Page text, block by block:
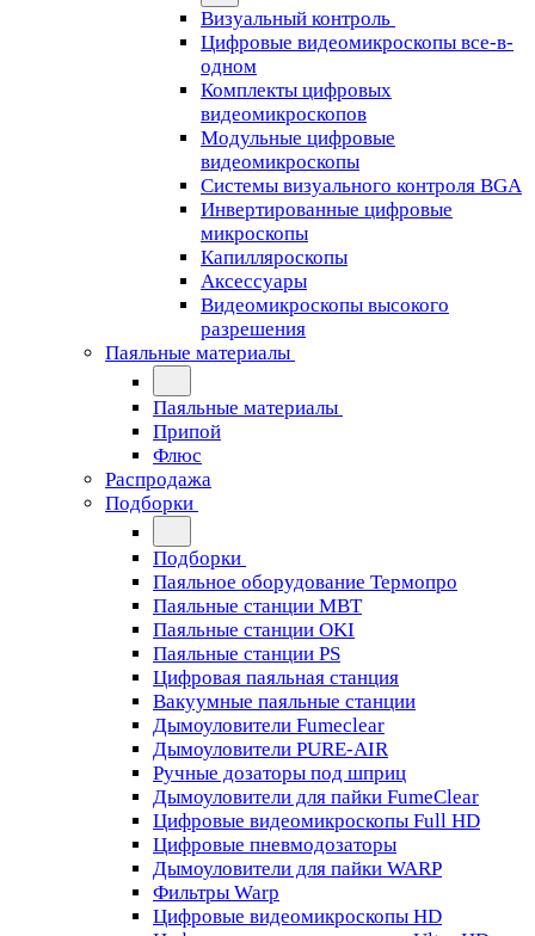
Визуальный контроль
Цифровые видеомикроскопы все-в-
одном
Комплекты цифровых
видеомикроскопов
Модульные цифровые
видеомикроскопы
Cистемы визуального контроля BGA
Инвертированные цифровые
микроскопы
Капилляроскопы
Аксессуары
Видеомикроскопы высокого
разрешения
Паяльные материалы
Паяльные материалы
Припой
Флюс
Распродажа
Подборки
Подборки
Паяльное оборудование Термопро
Паяльные станции MBT
Паяльные станции OKI
Паяльные станции PS
Цифровая паяльная станция
Вакуумные паяльные станции
Дымоуловители Fumeclear
Дымоуловители PURE-AIR
Ручные дозаторы под шприц
Дымоуловители для пайки FumeClear
Цифровые видеомикроскопы Full HD
Цифровые пневмодозаторы
Дымоуловители для пайки WARP
Фильтры Warp
Цифровые видеомикроскопы HD